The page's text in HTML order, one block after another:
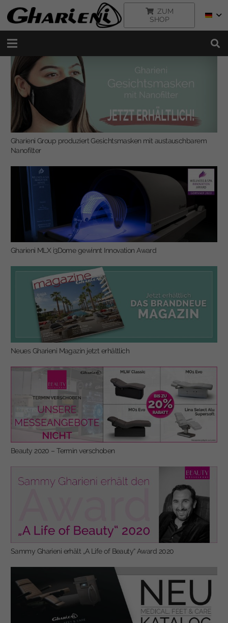
ZUM
SHOP
Gharieni Group produziert Gesichtsmasken mit austauschbarem
Nanofilter
Gharieni MLX i3Dome gewinnt Innovation Award
Neues Gharieni Magazin jetzt erhältlich
Beauty 2020 – Termin verschoben
Sammy Gharieni erhält „A Life of Beauty“ Award 2020